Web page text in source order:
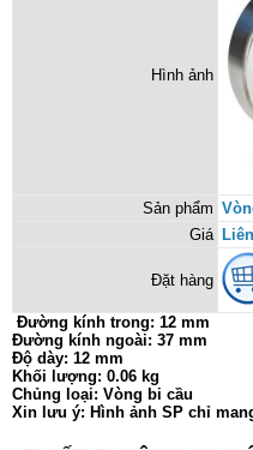
Hình ảnh
Sản phẩm
Giá
Đặt hàng
Đường kính trong: 12 mm
Đường kính ngoài: 37 mm
Độ dày: 12 mm
Khối lượng: 0.06 kg
Chủng loại: Vòng bi cầu
Xin lưu ý: Hình ảnh SP chỉ